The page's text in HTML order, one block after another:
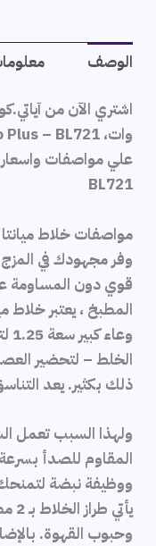
الوصف
BL721
مواصفات خلاط ميانتا
وفر مجهودك في المزج
قوي دون المساومة
المطبخ ، يعتبر خلاط
الخلط – لتحضير
ذلك بكثير. يعد
ولهذا السبب تعمل
المقاوم للصدأ
ووظيفة نبضة لتمنحك
وحبوب القهوة.